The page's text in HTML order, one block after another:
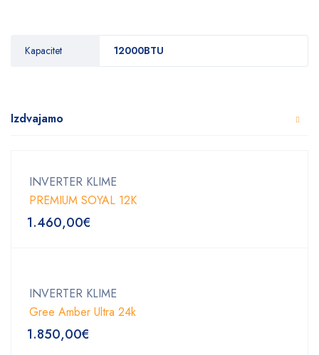
Kapacitet 12000BTU
Izdvajamo
INVERTER KLIME
PREMIUM SOYAL 12K
1.460,00€
INVERTER KLIME
Gree Amber Ultra 24k
1.850,00€